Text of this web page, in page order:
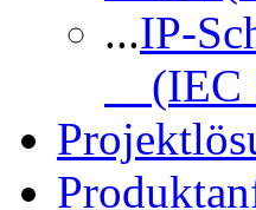
...IP-
(IEC